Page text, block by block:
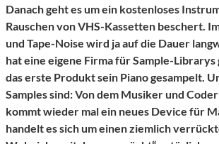
Danach geht es um ein kostenloses
Rauschen von VHS-Kassetten beschert.
und Tape-Noise wird ja auf die Dauer
hat eine eigene Firma für Sample-
das erste Produkt sein Piano gesampelt.
Samples sind: Von dem Musiker und
kommt wieder mal ein neues Device für
handelt es sich um einen ziemlich